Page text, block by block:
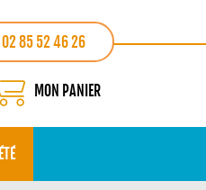
02 85 52 46 26
MON PANIER
ÉTÉ